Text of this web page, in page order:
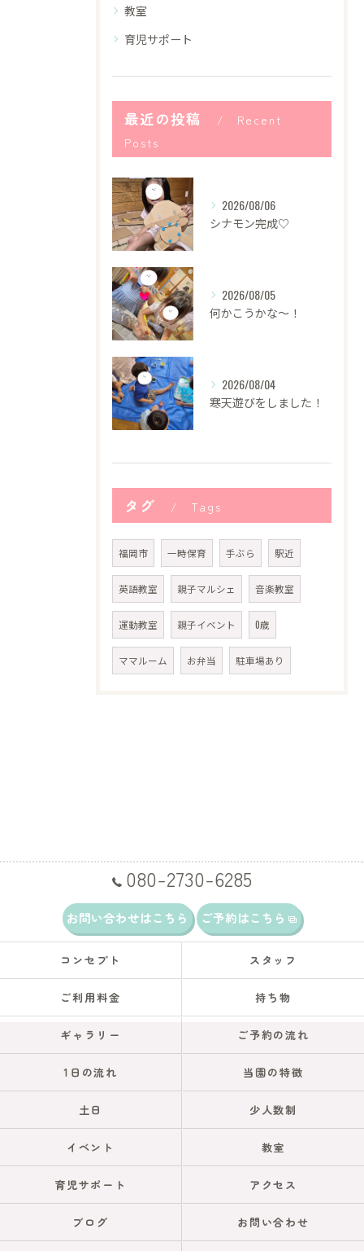
教室
育児サポート
最近の投稿
Recent
Posts
2026/08/06
シナモン完成♡
2026/08/05
何かこうかな〜！
2026/08/04
寒天遊びをしました！
タグ Tags
福岡市 一時保育 手ぶら 駅近
英語教室 親子マルシェ 音楽教室
運動教室 親子イベント 0歳
ママルーム お弁当 駐車場あり
080-2730-6285
お問い合わせはこちら ご予約はこちら
コンセプト スタッフ
ご利用料金 持ち物
ギャラリー ご予約の流れ
1日の流れ 当園の特徴
土日 少人数制
イベント 教室
育児サポート アクセス
ブログ お問い合わせ